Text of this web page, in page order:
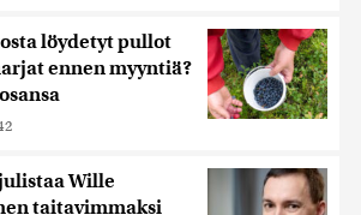
löydetyt pullot
ennen myyntiä?
Wille
taitavimmaksi